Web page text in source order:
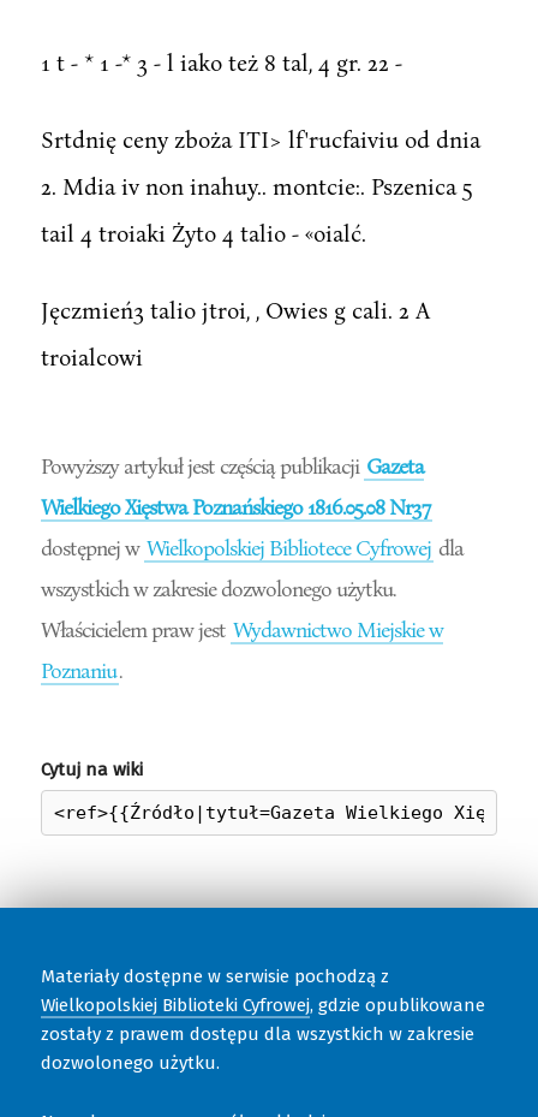
1 t - * 1 -* 3 - l iako też 8 tal, 4 gr. 22 -
Srtdnię ceny zboża ITI> lf'rucfaiviu od dnia
2. Mdia iv non inahuy.. montcie:. Pszenica 5
tail 4 troiaki Żyto 4 talio - «oialć.
Jęczmień3 talio jtroi, , Owies g cali. 2 A
troialcowi
Powyższy artykuł jest częścią publikacji Gazeta
Wielkiego Xięstwa Poznańskiego 1816.05.08 Nr37
dostępnej w Wielkopolskiej Bibliotece Cyfrowej dla
wszystkich w zakresie dozwolonego użytku.
Właścicielem praw jest Wydawnictwo Miejskie w
Poznaniu.
Cytuj na wiki
Materiały dostępne w serwisie pochodzą z
Wielkopolskiej Biblioteki Cyfrowej, gdzie opublikowane
zostały z prawem dostępu dla wszystkich w zakresie
dozwolonego użytku.